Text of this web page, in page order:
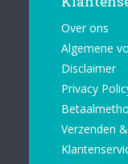
Over ons
Algemene
Disclaimer
Privacy
Verzenden